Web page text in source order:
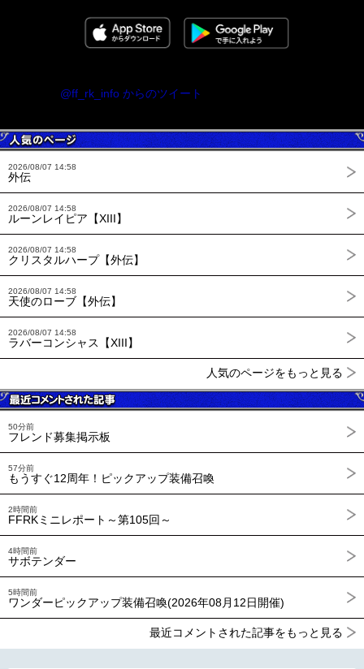
@ff_rk_info からのツイート
2026/08/07 14:58
外伝
2026/08/07 14:58
ルーンレイピア【XIII】
2026/08/07 14:58
クリスタルハープ【外伝】
2026/08/07 14:58
天使のローブ【外伝】
2026/08/07 14:58
ラバーコンシャス【XIII】
人気のページをもっと見る
50分前
フレンド募集掲示板
57分前
もうすぐ12周年！ピックアップ装備召喚
2時間前
FFRKミニレポート～第105回～
4時間前
サボテンダー
5時間前
ワンダーピックアップ装備召喚(2026年08月12日開催)
最近コメントされた記事をもっと見る